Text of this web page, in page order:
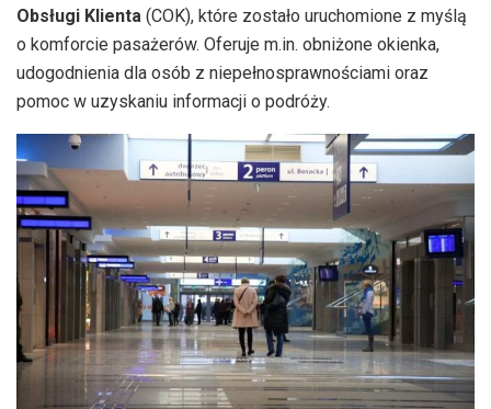
Obsługi Klienta (COK), które zostało uruchomione z myślą
o komforcie pasażerów. Oferuje m.in. obniżone okienka,
udogodnienia dla osób z niepełnosprawnościami oraz
pomoc w uzyskaniu informacji o podróży.